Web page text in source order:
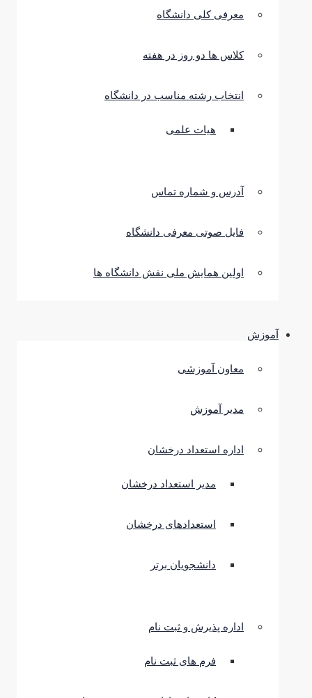
معرفی کلی دانشگاه
کلاس ها دو روز در هفته
انتخاب رشته مناسب در دانشگاه
هیات علمی
آدرس و شماره تماس
فایل صوتی معرفی دانشگاه
اولین همایش ملی نقش دانشگاه ها
آموزش
معاون آموزشی
مدیر آموزش
اداره استعداد درخشان
مدیر استعداد درخشان
استعدادهای درخشان
دانشجویان برتر
اداره پذیرش و ثبت نام
فرم های ثبت نام